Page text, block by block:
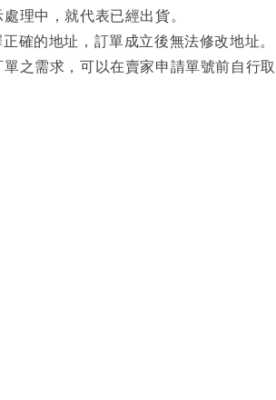
理中，就代表已經出貨。
確的地址，訂單成立後無法修改地址。
之需求，可以在賣家申請單號前自行取